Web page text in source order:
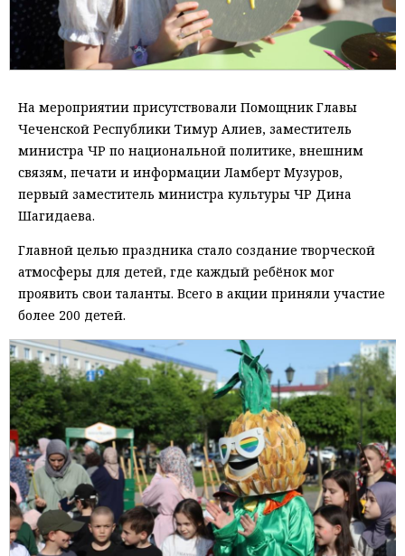
На мероприятии присутствовали Помощник Главы
Чеченской Республики Тимур Алиев, заместитель
министра ЧР по национальной политике, внешним
связям, печати и информации Ламберт Музуров,
первый заместитель министра культуры ЧР Дина
Шагидаева.
Главной целью праздника стало создание творческой
атмосферы для детей, где каждый ребёнок мог
проявить свои таланты. Всего в акции приняли участие
более 200 детей.